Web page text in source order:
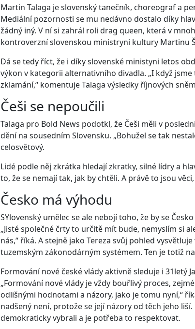
Martin Talaga je slovenský tanečník, choreograf a
Mediální pozornosti se mu nedávno dostalo díky
žádný iný. V ní si zahrál roli drag queen, která v
kontroverzní slovenskou ministryni kultury Martinu
Dá se tedy říct, že i díky slovenské ministyni letos
výkon v kategorii alternativního divadla. „I když
zklamání,“ komentuje Talaga výsledky říjnových
Češi se nepoučili
Talaga pro Bold News podotkl, že Češi měli v
dění na sousedním Slovensku. „Bohužel se tak
celosvětový.
Lidé podle něj zkrátka hledají zkratky, silné lídry a
to, že se nemají tak, jak by chtěli. A právě to jsou
Česko má výhodu
SYlovenský umělec se ale nebojí toho, že by se
„Jisté společné črty to určitě mít bude, nemyslím si
nás,“ říká. A stejně jako Tereza svůj pohled
tuzemským zákonodárným systémem. Ten je totiž
Formování nové české vlády aktivně sleduje i 31letý
„Formování nové vlády je vždy bouřlivý proces,
odlišnými hodnotami a názory, jako je tomu nyní,“
nadšený není, protože se její názory od těch jeho
demokraticky vybrali a je potřeba to respektovat.